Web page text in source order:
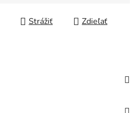
Strážiť Zdieľať